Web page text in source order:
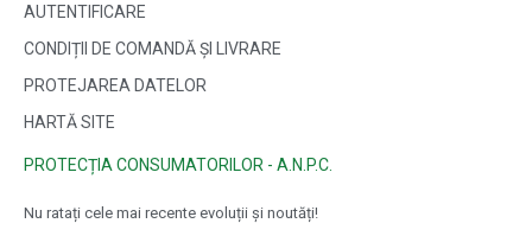
AUTENTIFICARE
CONDIȚII DE COMANDĂ ȘI LIVRARE
PROTEJAREA DATELOR
HARTĂ SITE
PROTECȚIA CONSUMATORILOR - A.N.P.C.
Nu ratați cele mai recente evoluții și noutăți!